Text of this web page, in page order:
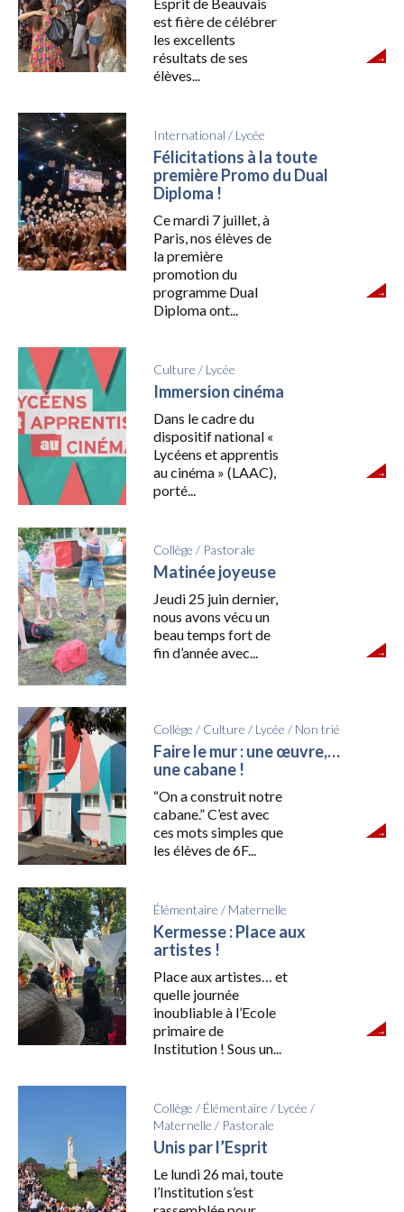
est fière de célébrer
les excellents
résultats de ses
élèves...
International / Lycée
Félicitations à la toute
première Promo du Dual
Diploma !
Ce mardi 7 juillet, à
Paris, nos élèves de
la première
promotion du
programme Dual
Diploma ont...
Culture / Lycée
Immersion cinéma
Dans le cadre du
dispositif national «
Lycéens et apprentis
au cinéma » (LAAC),
porté...
Collège / Pastorale
Matinée joyeuse
Jeudi 25 juin dernier,
nous avons vécu un
beau temps fort de
fin d’année avec...
Collège / Culture / Lycée / Non trié
Faire le mur : une œuvre,…
une cabane !
“On a construit notre
cabane.” C’est avec
ces mots simples que
les élèves de 6F...
Élémentaire / Maternelle
Kermesse : Place aux
artistes !
Place aux artistes… et
quelle journée
inoubliable à l’Ecole
primaire de
Institution ! Sous un...
Collège / Élémentaire / Lycée /
Maternelle / Pastorale
Unis par l’Esprit
Le lundi 26 mai, toute
l’Institution s’est